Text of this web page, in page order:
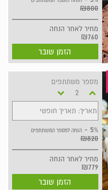
₪800
מחיר לאחר הנחה
₪760
הזמן שובר
מספר משתתפים
תאריך: תאריך חופשי
5% - הנחה למספר המשתתפים
₪820
מחיר לאחר הנחה
₪779
הזמן שובר